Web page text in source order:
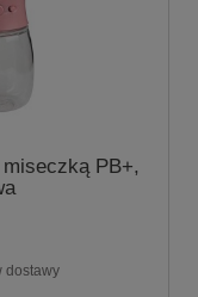
PB+,
dostawy